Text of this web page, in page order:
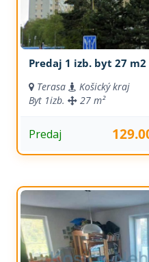
Predaj 1 izb. byt 27
Terasa
Košický kraj
Byt 1izb. 27 m²
Predaj